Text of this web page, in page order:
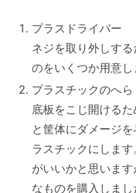
プラスドライバー
ネジを取り外しす
のをいくつか用意し
プラスチックのへら
底板をこじ開ける
と筐体にダメージ
ラスチックにしま
がいいかと思いま
なものを購入しま